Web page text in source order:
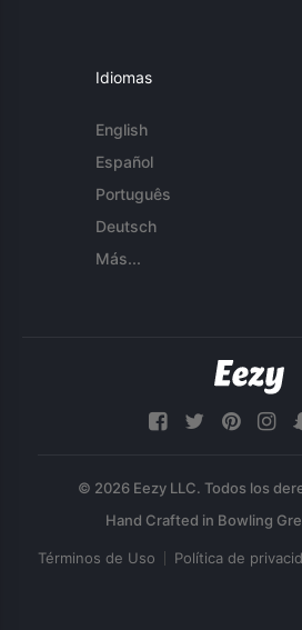
Idiomas
English
Español
Português
Deutsch
Más...
© 2026 Eezy LLC. Todos los
Términos de Uso Política de